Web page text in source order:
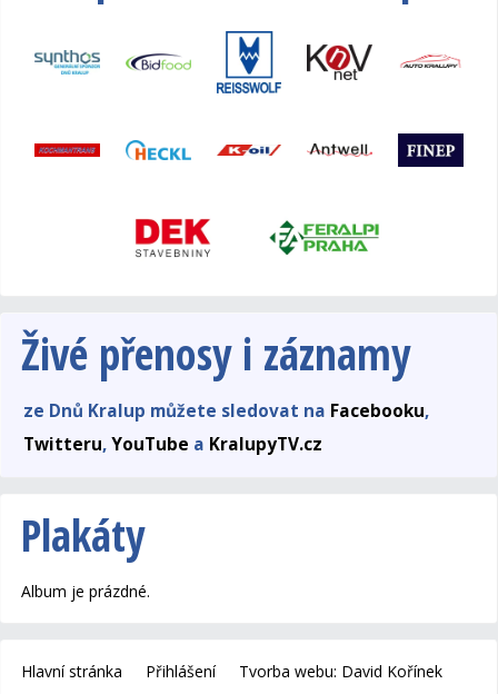
Živé přenosy i záznamy
ze Dnů Kralup můžete sledovat na Facebooku,
Twitteru,YouTube a KralupyTV.cz
Plakáty
Album je prázdné.
Hlavní stránka Přihlášení
Tvorba webu: David Kořínek